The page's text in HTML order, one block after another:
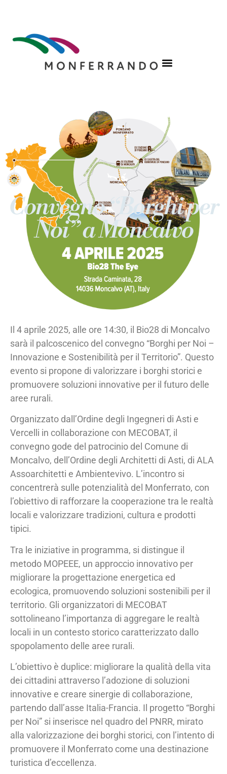
Convegno “Borghi per
Noi” a Moncalvo
Il 4 aprile 2025, alle ore 14:30, il Bio28 di Moncalvo
sarà il palcoscenico del convegno “Borghi per Noi –
Innovazione e Sostenibilità per il Territorio”. Questo
evento si propone di valorizzare i borghi storici e
promuovere soluzioni innovative per il futuro delle
aree rurali.
Organizzato dall’Ordine degli Ingegneri di Asti e
Vercelli in collaborazione con MECOBAT, il
convegno gode del patrocinio del Comune di
Moncalvo, dell’Ordine degli Architetti di Asti, di ALA
Assoarchitetti e Ambientevivo. L’incontro si
concentrerà sulle potenzialità del Monferrato, con
l’obiettivo di rafforzare la cooperazione tra le realtà
locali e valorizzare tradizioni, cultura e prodotti
tipici.
Tra le iniziative in programma, si distingue il
metodo MOPEEE, un approccio innovativo per
migliorare la progettazione energetica ed
ecologica, promuovendo soluzioni sostenibili per il
territorio. Gli organizzatori di MECOBAT
sottolineano l’importanza di aggregare le realtà
locali in un contesto storico caratterizzato dallo
spopolamento delle aree rurali.
L’obiettivo è duplice: migliorare la qualità della vita
dei cittadini attraverso l’adozione di soluzioni
innovative e creare sinergie di collaborazione,
partendo dall’asse Italia-Francia. Il progetto “Borghi
per Noi” si inserisce nel quadro del PNRR, mirato
alla valorizzazione dei borghi storici, con l’intento di
promuovere il Monferrato come una destinazione
turistica d’eccellenza.